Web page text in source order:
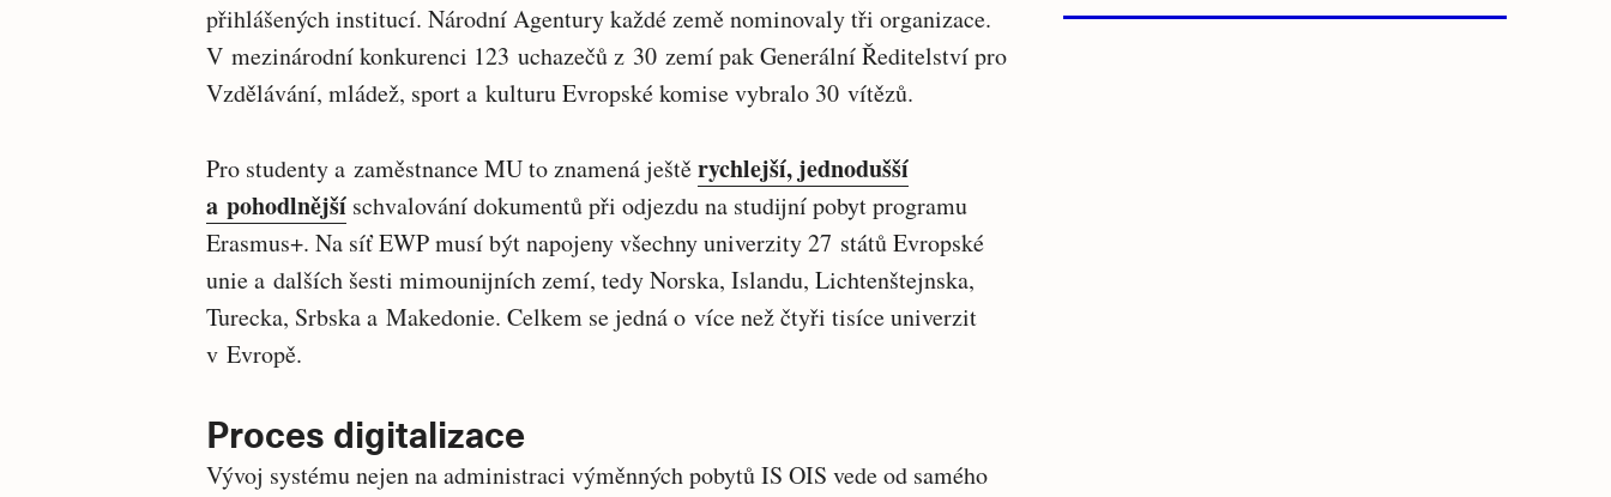
přihlášených institucí. Národní Agentury každé země nominovaly tři organizace.
V mezinárodní konkurenci 123 uchazečů z 30 zemí pak Generální Ředitelství pro
Vzdělávání, mládež, sport a kulturu Evropské komise vybralo 30 vítězů.
Pro studenty a zaměstnance MU to znamená ještěrychlejší, jednodušší
a pohodlnější schvalování dokumentů při odjezdu na studijní pobyt programu
Erasmus+. Na síť EWP musí být napojeny všechny univerzity 27 států Evropské
unie a dalších šesti mimounijních zemí, tedy Norska, Islandu, Lichtenštejnska,
Turecka, Srbska a Makedonie. Celkem se jedná o více než čtyři tisíce univerzit
v Evropě.
Proces digitalizace
Vývoj systému nejen na administraci výměnných pobytů IS OIS vede od samého